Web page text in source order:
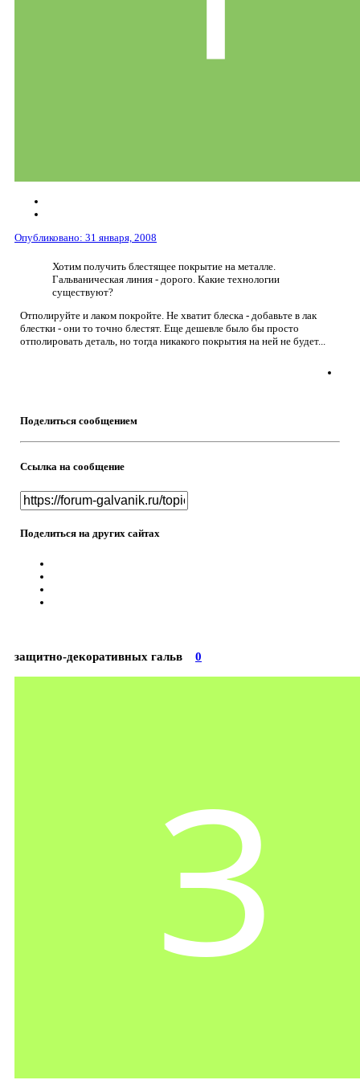
Опубликовано: 31 января, 2008
Хотим получить блестящее покрытие на металле.
Гальваническая линия - дорого. Какие технологии
существуют?
Отполируйте и лаком покройте. Не хватит блеска - добавьте в лак
блестки - они то точно блестят. Еще дешевле было бы просто
отполировать деталь, но тогда никакого покрытия на ней не будет...
Поделиться сообщением
Ссылка на сообщение
Поделиться на других сайтах
защитно-декоративных гальв 0